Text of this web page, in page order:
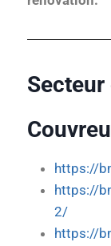
Secteur
https://
https://
2/
https://